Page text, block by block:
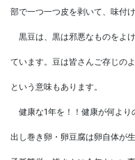
部で一つ一つ皮を剥いて、味付け
黒豆は、黒は邪悪なものをよ
ています。豆は皆さんご存じの
という意味もあります。
健康な1年を！！健康が何よ
出し巻き卵・卵豆腐は卵自体が